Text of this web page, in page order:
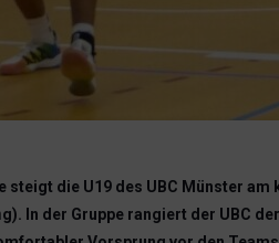
die U19 des UBC Münster
g). In der Gruppe rangiert der UBC